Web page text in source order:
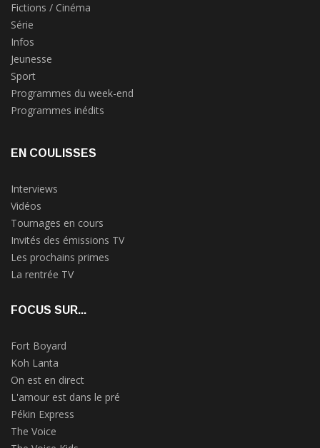
Fictions / Cinéma
Série
Infos
Jeunesse
Sport
Programmes du week-end
Programmes inédits
EN COULISSES
Interviews
Vidéos
Tournages en cours
Invités des émissions TV
Les prochains primes
La rentrée TV
FOCUS SUR...
Fort Boyard
Koh Lanta
On est en direct
L'amour est dans le pré
Pékin Express
The Voice